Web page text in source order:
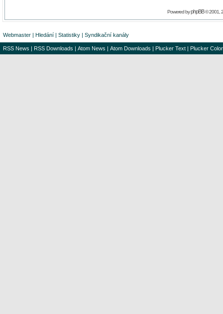
Powered byphpBB© 2001,
Webmaster | Hledání | Statistiky | Syndikační kanály
RSS News | RSS Downloads | Atom News | Atom Downloads | Plucker Text | Plucker Color